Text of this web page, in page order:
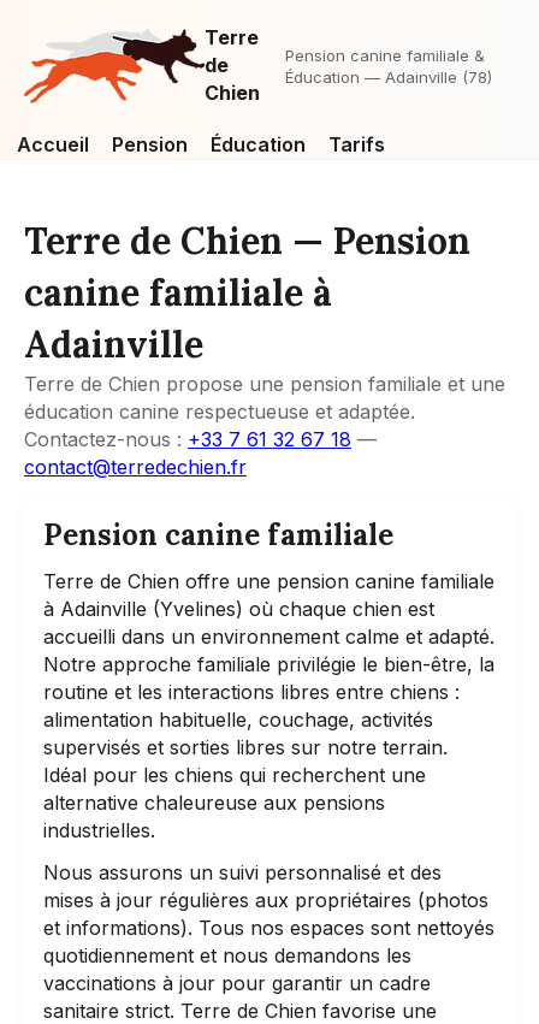
Terre
de
Chien
Pension canine familiale &
Éducation — Adainville (78)
Accueil Pension Éducation Tarifs
Terre de Chien — Pension
canine familiale à
Adainville
Terre de Chien propose une pension familiale et une
éducation canine respectueuse et adaptée.
Contactez-nous : +33 7 61 32 67 18 —
contact@terredechien.fr
Pension canine familiale
Terre de Chien offre une pension canine familiale
à Adainville (Yvelines) où chaque chien est
accueilli dans un environnement calme et adapté.
Notre approche familiale privilégie le bien-être, la
routine et les interactions libres entre chiens :
alimentation habituelle, couchage, activités
supervisés et sorties libres sur notre terrain.
Idéal pour les chiens qui recherchent une
alternative chaleureuse aux pensions
industrielles.
Nous assurons un suivi personnalisé et des
mises à jour régulières aux propriétaires (photos
et informations). Tous nos espaces sont nettoyés
quotidiennement et nous demandons les
vaccinations à jour pour garantir un cadre
sanitaire strict. Terre de Chien favorise une